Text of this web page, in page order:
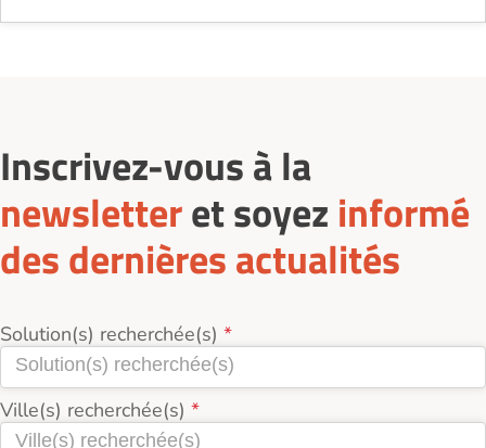
Inscrivez-vous à la
newsletteret soyez informé
des dernières actualités
Solution(s) recherchée(s)
Ville(s) recherchée(s)